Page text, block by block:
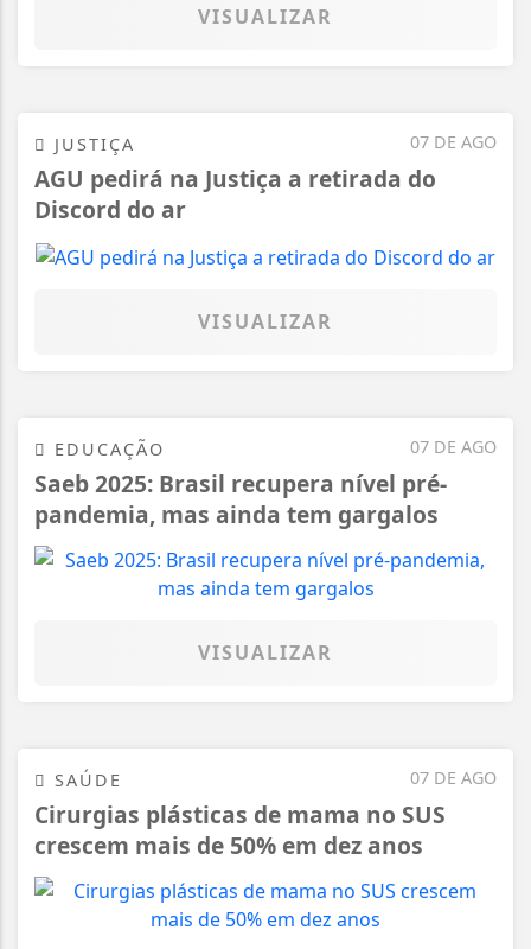
VISUALIZAR
07 DE AGO
JUSTIÇA
AGU pedirá na Justiça a retirada do
Discord do ar
VISUALIZAR
07 DE AGO
EDUCAÇÃO
Saeb 2025: Brasil recupera nível pré-
pandemia, mas ainda tem gargalos
VISUALIZAR
07 DE AGO
SAÚDE
Cirurgias plásticas de mama no SUS
crescem mais de 50% em dez anos